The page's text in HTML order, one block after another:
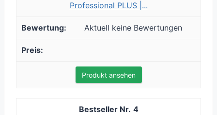
Professional PLUS |...
Aktuell keine Bewertungen
Produkt ansehen
4